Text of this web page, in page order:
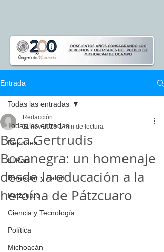
Entrada
Todas las entradas
Deportes
El Pais
Bienestar y Salud
Pátzcuaro
Ciencia y Tecnología
Política
Michoacán
Todas las entradas
Beca Gertrudis
Bocanegra: un homenaje
desde la educación a la
heroína de Pátzcuaro
Redacción
11 nov 2025 1 min de lectura